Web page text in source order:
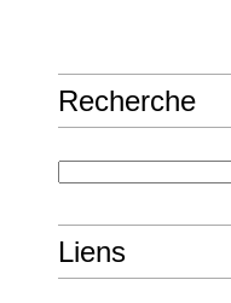
Recherche
Liens